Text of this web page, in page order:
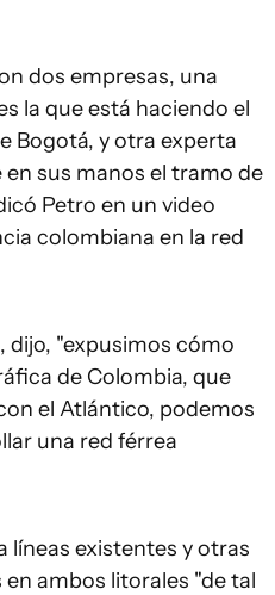
dos empresas, una
la que está haciendo el
Bogotá, y otra experta
sus manos el tramo de
Petro en un video
colombiana en la red
dijo, "expusimos cómo
de Colombia, que
el Atlántico, podemos
una red férrea
líneas existentes y otras
ambos litorales "de tal